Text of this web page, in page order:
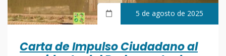
5 de agosto de 2025
Carta de Impulso Ciudadano al